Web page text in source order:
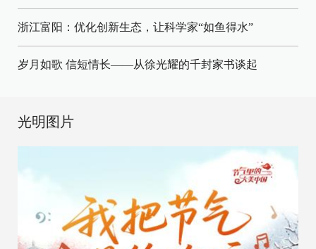
浙江富阳：优化创新生态，让科学家“如鱼得水”
岁月如歌 信短情长——从徐光耀的千封家书谈起
光明图片